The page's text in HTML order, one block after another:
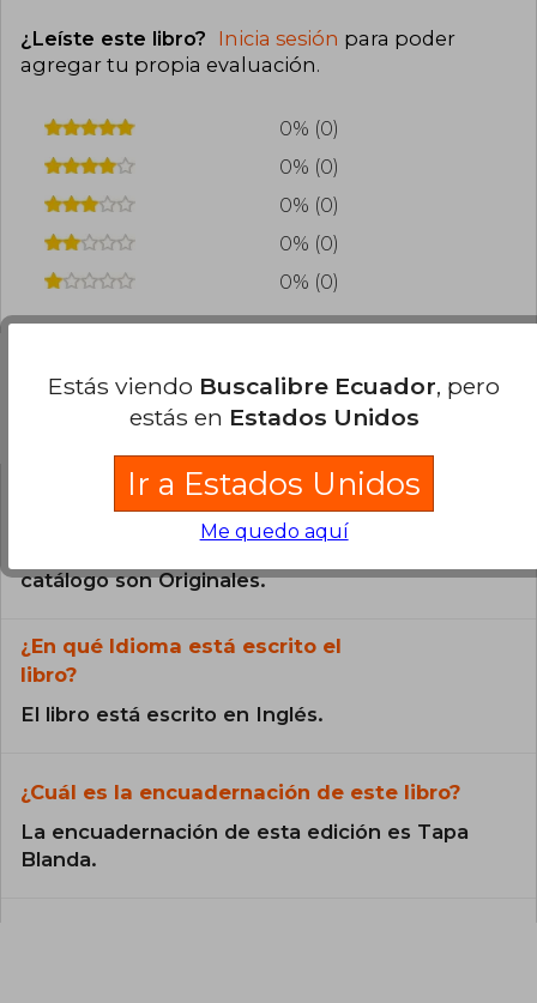
¿Leíste este libro? Inicia sesión para poder
agregar tu propia evaluación.
0% (0)
0% (0)
0% (0)
0% (0)
0% (0)
Preguntas frecuentes sobre el libro
¿El libro es original?
catálogo son Originales.
¿En qué Idioma está escrito el
libro?
El libro está escrito en Inglés.
¿Cuál es la encuadernación de este libro?
La encuadernación de esta edición es Tapa
Blanda.
Estás viendo Buscalibre Ecuador, pero
estás en Estados Unidos
Ir a Estados Unidos
Me quedo aquí